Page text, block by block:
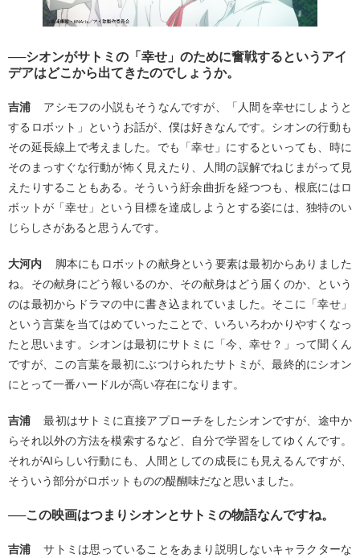
──シオンがサトミの「幸せ」のために奮戦するというアイ
デアはどこから出てきたのでしょうか。
吉浦
アシモフの小説もそうなんですが、「人間を幸せにしようと
するロボット」というお話が、僕は好きなんです。シオンの行動も
その延長線上で考えました。でも「幸せ」にするといっても、時に
そのまっすぐな行動が怖く見えたり、人間の誤解でねじまがって見
えたりすることもある。そういう紆余曲折を経つつも、根底にはロ
ボットが「幸せ」という目標を達成しようとする姿には、独特のい
じらしさがあると思うんです。
大河内
脚本にもロボットの献身という要素は最初からありました
ね。その献身にどう報いるのか、その献身はどう届くのか、という
のは最初からドラマの中に書き込まれていました。そこに「幸せ」
という言葉を当てはめていったことで、いろいろわかりやすくなっ
たと思います。シオンは最初にサトミに「今、幸せ？」って聞くん
ですが、この言葉を最初にぶつけられたサトミが、最終的にシオン
にとって一番ハードルが高い存在になります。
吉浦
最初はサトミに直接アプローチをしたシオンですが、途中か
らそれ以外の方法を模索するなど、自分で学習をしてゆくんです。
それがAIらしい行動にも、人間としての成長にも見えるんですが、
そういう部分がロボットものの醍醐味だなと思いました。
──この映画はつまりシオンとサトミの物語なんですね。
吉浦
サトミは思っていることをあまり説明しないキャラクターな